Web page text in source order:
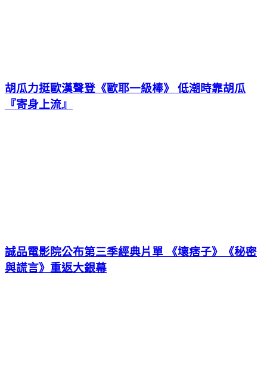
胡瓜力挺歐漢聲登《歐耶一級棒》 低潮時靠胡瓜
『寄身上流』
誠品電影院公布第三季經典片單 《壞痞子》《秘密
與謊言》重返大銀幕